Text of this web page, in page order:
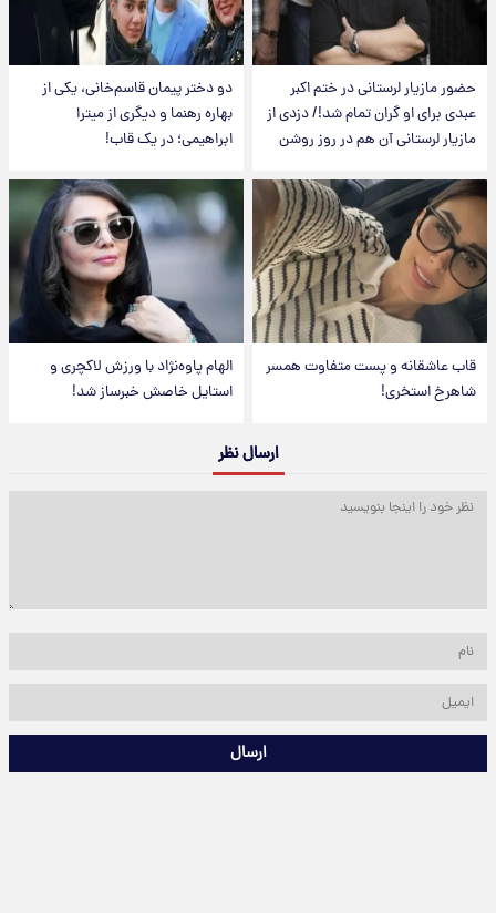
حضور مازیار لرستانی در ختم اکبر
عبدی برای او گران تمام شد!/ دزدی از
مازیار لرستانی آن هم در روز روشن
دو دختر پیمان قاسم‌خانی، یکی از
بهاره رهنما و دیگری از میترا
ابراهیمی؛ در یک قاب!
قاب عاشقانه و پست متفاوت همسر
شاهرخ استخری!
الهام پاوه‌نژاد با ورزش لاکچری و
استایل خاصش خبرساز شد!
ارسال نظر
ارسال